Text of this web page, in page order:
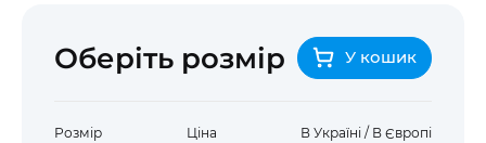
Оберіть розмір У кошик
Розмір Ціна В Україні / В Європі